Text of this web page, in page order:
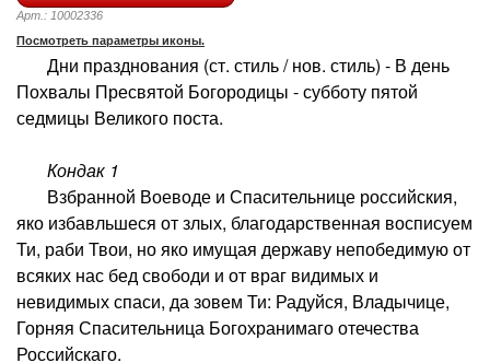
Арт.: 10002336
Посмотреть параметры иконы.
Дни празднования (ст. стиль / нов. стиль) - В день
Похвалы Пресвятой Богородицы - субботу пятой
седмицы Великого поста.
Кондак 1
Взбранной Воеводе и Спасительнице российския,
яко избавльшеся от злых, благодарственная восписуем
Ти, раби Твои, но яко имущая державу непобедимую от
всяких нас бед свободи и от враг видимых и
невидимых спаси, да зовем Ти: Радуйся, Владычице,
Горняя Спасительница Богохранимаго отечества
Российскаго.